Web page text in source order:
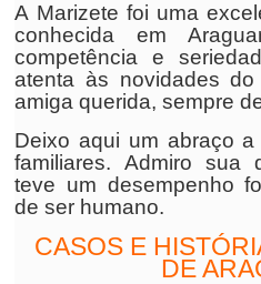
A Marizete foi uma
conhecida em
competência e
atenta às novidades
amiga querida, sempre
Deixo aqui um abraço
familiares. Admiro sua
teve um desempenho
de ser humano.
CASOS E
DE